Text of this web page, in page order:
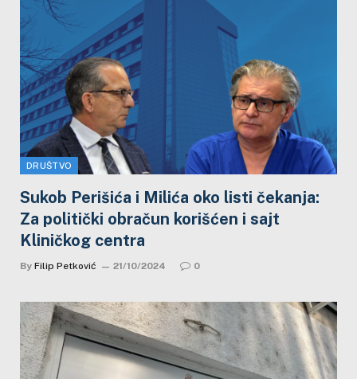
DRUŠTVO
Sukob Perišića i Milića oko listi čekanja:
Za politički obračun korišćen i sajt
Kliničkog centra
By Filip Petković 21/10/2024 0